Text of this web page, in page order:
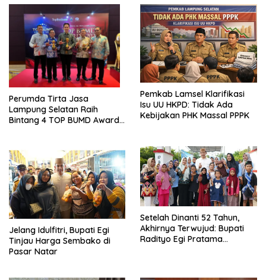
Perumda Tirta Jasa
Lampung Selatan Raih
Bintang 4 TOP BUMD Awards
Pemkab Lamsel Klarifikasi
Isu UU HKPD: Tidak Ada
Kebijakan PHK Massal PPPK
Jelang Idulfitri, Bupati Egi
Tinjau Harga Sembako di
Pasar Natar
Setelah Dinanti 52 Tahun,
Akhirnya Terwujud: Bupati
Radityo Egi Pratama